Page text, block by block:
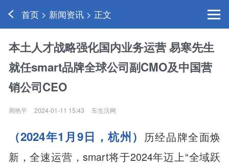
首页 > 新闻资讯 > 正文
本土人才战略强化国内业务运营 易寒先生
就任smart品牌全球公司副CMO及中国营
销公司CEO
周艳平 2024-01-11 15:43 车生活网
（2024年1月9日，杭州） 历经品牌全面焕
新，全速运营，smart将于2024年迈上“全域跃